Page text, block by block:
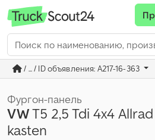
/ ... / ID объявления: A217-16-363
Фургон-панель
VWT5 2,5 Tdi 4x4
kasten